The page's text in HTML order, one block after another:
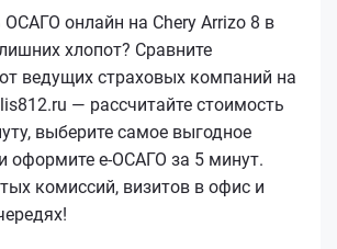
ОСАГО онлайн на Chery Arrizo 8 в
хлопот? Сравните
ведущих страховых компаний на
— рассчитайте стоимость
выберите самое выгодное
оформите е‑ОСАГО за 5 минут.
комиссий, визитов в офис и